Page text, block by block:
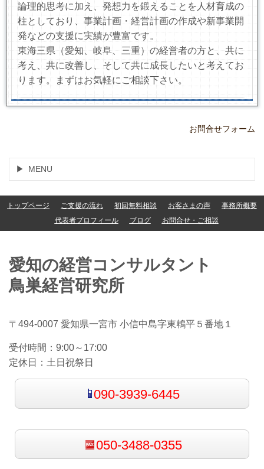
論理的思考に加え、発想力を鍛えることを人材育成の
柱としており、事業計画・経営計画の作成や新事業開
発などの支援に実績が豊富です。
東海三県（愛知、岐阜、三重）の経営者の方と、共に
考え、共に改善し、そして共に成長したいと考えてお
ります。まずはお気軽にご相談下さい。
お問合せフォーム
MENU
トップページ ご支援の流れ 初回無料相談 お客さまの声
事務所概要
代表者プロフィール
ブログ お問合せ・ご相談
愛知の経営コンサルタント
鳥巣経営研究所
〒494-0007 愛知県一宮市 小信中島字東鵯平５番地１
受付時間： 9:00～17:00
定休日： 土日祝祭日
090-3939-6445
050-3488-0355